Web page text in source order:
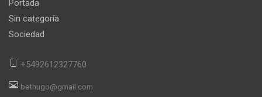
Portada
Sin categoría
Sociedad
+5492612327760
bethugo@gmail.com